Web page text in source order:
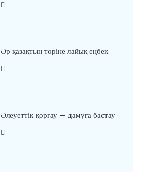
Әр қазақтың төріне лайық еңбек
Әлеуеттік қорғау — дамуға бастау